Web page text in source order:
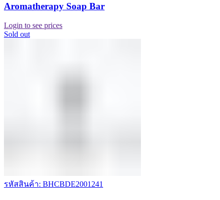
Aromatherapy Soap Bar
Login to see prices
Sold out
รหัสสินค้า: BHCBDE2001241